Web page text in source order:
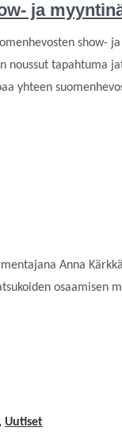
ja
show-
noussut tapahtuma
yhteen
Anna
osaamisen
, Uutiset